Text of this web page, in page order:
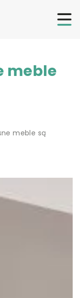
meble
meble są